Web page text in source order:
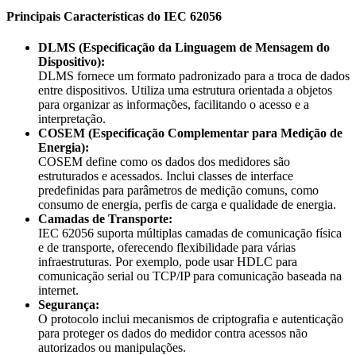
Principais Características do IEC 62056
DLMS (Especificação da Linguagem de Mensagem do
Dispositivo):
DLMS fornece um formato padronizado para a troca de dados
entre dispositivos. Utiliza uma estrutura orientada a objetos
para organizar as informações, facilitando o acesso e a
interpretação.
COSEM (Especificação Complementar para Medição de
Energia):
COSEM define como os dados dos medidores são
estruturados e acessados. Inclui classes de interface
predefinidas para parâmetros de medição comuns, como
consumo de energia, perfis de carga e qualidade de energia.
Camadas de Transporte:
IEC 62056 suporta múltiplas camadas de comunicação física
e de transporte, oferecendo flexibilidade para várias
infraestruturas. Por exemplo, pode usar HDLC para
comunicação serial ou TCP/IP para comunicação baseada na
internet.
Segurança:
O protocolo inclui mecanismos de criptografia e autenticação
para proteger os dados do medidor contra acessos não
autorizados ou manipulações.